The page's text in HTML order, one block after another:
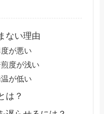
ない理由
が悪い
度が浅い
が低い
は？